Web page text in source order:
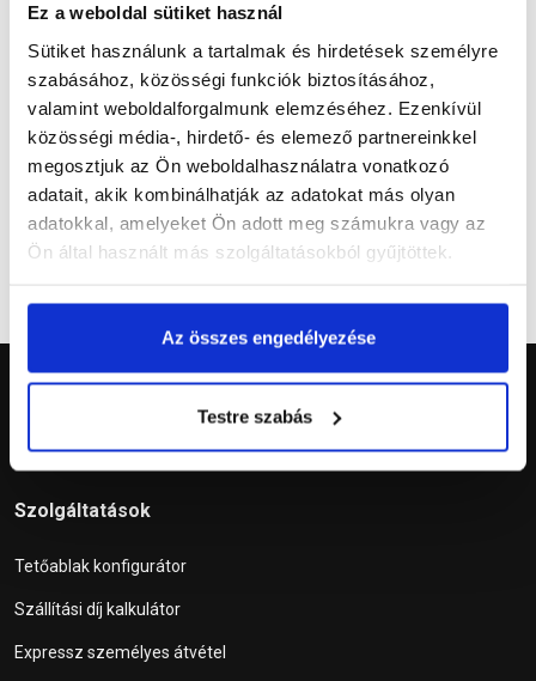
Ez a weboldal sütiket használ
Sütiket használunk a tartalmak és hirdetések személyre
szabásához, közösségi funkciók biztosításához,
valamint weboldalforgalmunk elemzéséhez. Ezenkívül
közösségi média-, hirdető- és elemező partnereinkkel
megosztjuk az Ön weboldalhasználatra vonatkozó
adatait, akik kombinálhatják az adatokat más olyan
adatokkal, amelyeket Ön adott meg számukra vagy az
Ön által használt más szolgáltatásokból gyűjtöttek.
Az összes engedélyezése
Testre szabás
Vásárlói vélemények
Kérdések és válaszok
Szolgáltatások
Tetőablak konfigurátor
Szállítási díj kalkulátor
Expressz személyes átvétel